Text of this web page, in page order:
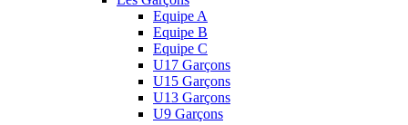
Equipe A
Equipe B
Equipe C
U17 Garçons
U15 Garçons
U13 Garçons
U9 Garçons